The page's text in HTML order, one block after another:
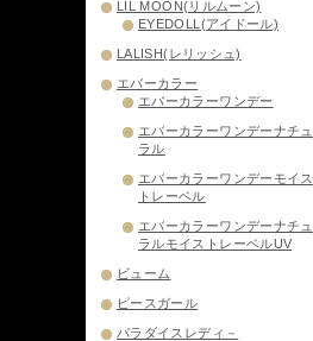
LIL MOON(リルムーン)
EYEDOLL(アイドール)
LALISH(レリッシュ)
エバーカラー
エバーカラーワンデー
エバーカラーワンデーナチュ
ラル
エバーカラーワンデーモイス
トレーベル
エバーカラーワンデーナチュ
ラルモイストレーベルUV
ビューム
ピースガール
パラダイスレディ－